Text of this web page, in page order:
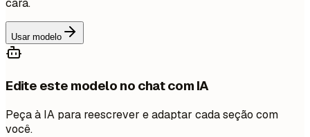
cara.
Usar modelo
Edite este modelo no chat com IA
Peça à IA para reescrever e adaptar cada seção com
você.